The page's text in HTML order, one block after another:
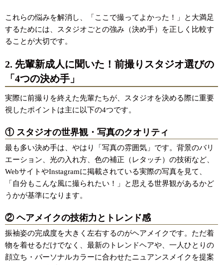
これらの悩みを解消し、「ここで撮ってよかった！」と大満足
するためには、スタジオごとの強み（決め手）を正しく比較す
ることが大切です。
2. 先輩新成人に聞いた！前撮りスタジオ選びの
「4つの決め手」
実際に前撮りを終えた先輩たちが、スタジオを決める際に重要
視したポイントは主に以下の4つです。
① スタジオの世界観・写真のクオリティ
最も多い決め手は、やはり「写真の雰囲気」です。背景のバリ
エーション、光の入れ方、色の補正（レタッチ）の技術など、
WebサイトやInstagramに掲載されている実際の写真を見て、
「自分もこんな風に撮られたい！」と思える世界観があるかど
うかが基準になります。
② ヘアメイクの技術力とトレンド感
振袖姿の完成度を大きく左右するのがヘアメイクです。ただ着
物を着せるだけでなく、最新のトレンドヘアや、一人ひとりの
顔立ち・パーソナルカラーに合わせたニュアンスメイクを提案